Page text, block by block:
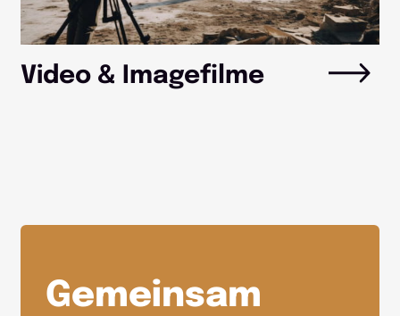
Video & Imagefilme
Gemeinsam